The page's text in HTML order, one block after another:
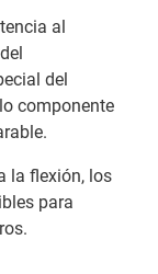
al
del
componente
la flexión, los
para